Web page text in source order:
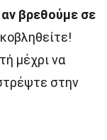
βρεθούμε σε
μέχρι να
στην